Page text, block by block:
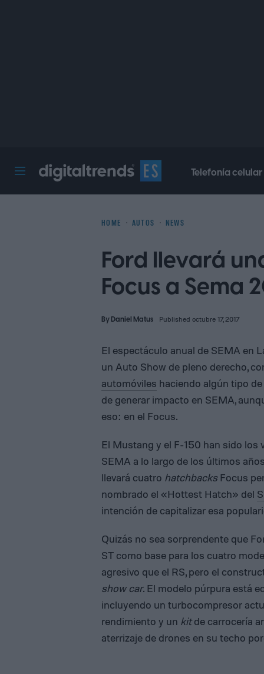
Telefonía celular
HOME AUTOS NEWS
Ford llevará
Focus a Sema
ByDaniel Matus Published octubre 17, 2017
El espectáculo anual de SEMA en
un Auto Show de pleno derecho,
automóviles haciendo algún tipo
de generar impacto en SEMA,
eso: en el Focus.
El Mustang y el F-150 han sido los
SEMA a lo largo de los últimos
llevará cuatro hatchbacksFocus
nombrado el «Hottest Hatch» del
intención de capitalizar esa
Quizás no sea sorprendente que
ST como base para los cuatro
agresivo que el RS, pero el
show car. El modelo púrpura está
incluyendo un turbocompresor
rendimiento y un kitde carrocería
aterrizaje de drones en su techo